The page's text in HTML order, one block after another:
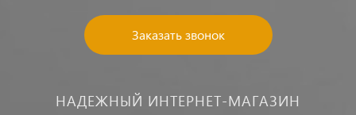
Заказать звонок
НАДЕЖНЫЙ ИНТЕРНЕТ-МАГАЗИН